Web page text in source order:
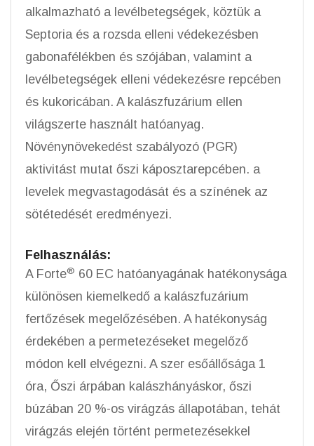
alkalmazható a levélbetegségek, köztük a
Septoria és a rozsda elleni védekezésben
gabonafélékben és szójában, valamint a
levélbetegségek elleni védekezésre repcében
és kukoricában. A kalászfuzárium ellen
világszerte használt hatóanyag.
Növénynövekedést szabályozó (PGR)
aktivitást mutat őszi káposztarepcében. a
levelek megvastagodását és a színének az
sötétedését eredményezi.
Felhasználás:
A Forte® 60 EC hatóanyagának hatékonysága
különösen kiemelkedő a kalászfuzárium
fertőzések megelőzésében. A hatékonyság
érdekében a permetezéseket megelőző
módon kell elvégezni. A szer esőállősága 1
óra, Őszi árpában kalászhányáskor, őszi
búzában 20 %-os virágzás állapotában, tehát
virágzás elején történt permetezésekkel